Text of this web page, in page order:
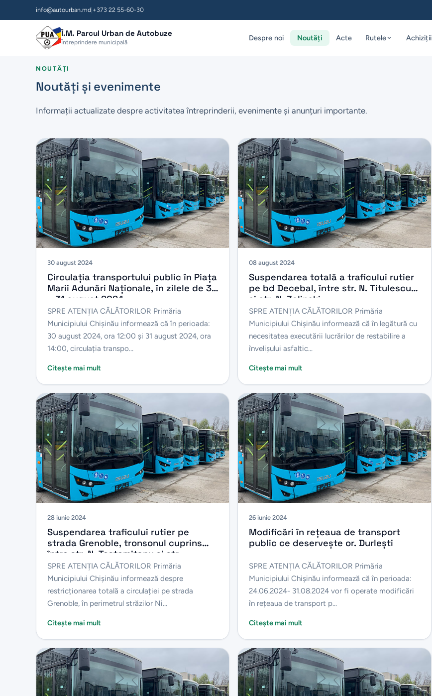
info@autourban.md +373 22 55-60-30
Î.M. Parcul Urban de Autobuze
Întreprindere municipală
Despre noi Noutăți Acte Rutele Achiziții
NOUTĂȚI
Noutăți și evenimente
Informații actualizate despre activitatea întreprinderii, evenimente și anunțuri importante.
30 august 2024
Circulația transportului public în Piața
Marii Adunări Naționale, în zilele de 30
– 31 august 2024
SPRE ATENŢIA CĂLĂTORILOR Primăria
Municipiului Chișinău informează că în perioada:
30 august 2024, ora 12:00 și 31 august 2024, ora
14:00, circulația transpo...
Citește mai mult
08 august 2024
Suspendarea totală a traficului rutier
pe bd Decebal, între str. N. Titulescu
și str. N. Zelinski
SPRE ATENŢIA CĂLĂTORILOR Primăria
Municipiului Chișinău informează că în legătură cu
necesitatea executării lucrărilor de restabilire a
învelișului asfaltic...
Citește mai mult
28 iunie 2024
Suspendarea traficului rutier pe
strada Grenoble, tronsonul cuprins
între str. N. Testemițanu și str.
Gheorghe Asachi
SPRE ATENŢIA CĂLĂTORILOR Primăria
Municipiului Chișinău informează despre
restricționarea totală a circulației pe strada
Grenoble, în perimetrul străzilor Ni...
Citește mai mult
26 iunie 2024
Modificări în rețeaua de transport
public ce deservește or. Durlești
SPRE ATENŢIA CĂLĂTORILOR Primăria
Municipiului Chișinău informează că în perioada:
24.06.2024- 31.08.2024 vor fi operate modificări
în rețeaua de transport p...
Citește mai mult